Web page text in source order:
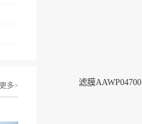
更多> 滤膜AAWP04700